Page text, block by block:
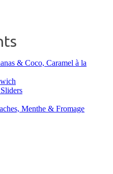
& Coco, Caramel à la
Menthe & Fromage